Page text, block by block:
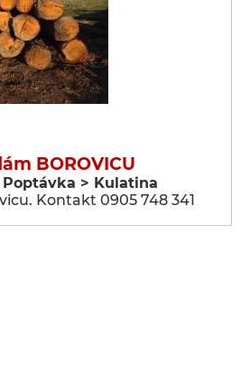
BOROVICU
> Kulatina
Kontakt 0905 748 341